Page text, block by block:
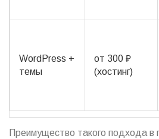
WordPress +
темы
от 300 ₽
(хостинг)
Преимущество такого подхода в